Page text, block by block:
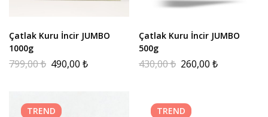
Çatlak Kuru İncir JUMBO
1000g
799,00₺ 490,00 ₺
Çatlak Kuru İncir JUMBO
500g
430,00₺ 260,00 ₺
TREND
TREND